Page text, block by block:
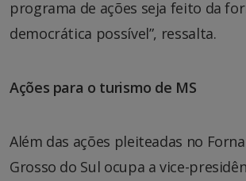
programa de ações seja feito da
democrática possível”, ressalta.
Ações para o turismo de MS
Além das ações pleiteadas no
Grosso do Sul ocupa a vice-